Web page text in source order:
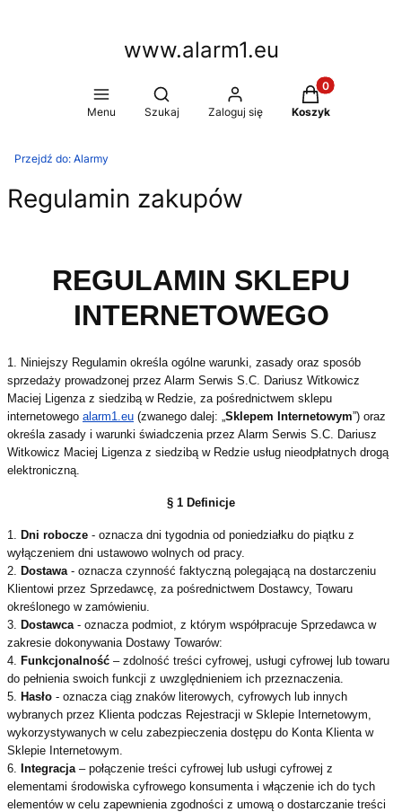
www.alarm1.eu
Menu
Otwórz wyszukiwarkę
Szukaj Zaloguj się
Produkty w
Koszyk
Przejdź do: Alarmy
Regulamin zakupów
REGULAMIN SKLEPU
INTERNETOWEGO
1. Niniejszy Regulamin określa ogólne warunki, zasady oraz sposób
sprzedaży prowadzonej przez Alarm Serwis S.C. Dariusz Witkowicz
Maciej Ligenza z siedzibą w Redzie, za pośrednictwem sklepu
internetowego alarm1.eu (zwanego dalej: „ Sklepem Internetowym”) oraz
określa zasady i warunki świadczenia przez Alarm Serwis S.C. Dariusz
Witkowicz Maciej Ligenza z siedzibą w Redzie usług nieodpłatnych drogą
elektroniczną.
§ 1 Definicje
1. Dni robocze - oznacza dni tygodnia od poniedziałku do piątku z
wyłączeniem dni ustawowo wolnych od pracy.
2.
Dostawa - oznacza czynność faktyczną polegającą na dostarczeniu
Klientowi przez Sprzedawcę, za pośrednictwem Dostawcy, Towaru
określonego w zamówieniu.
3.
Dostawca - oznacza podmiot, z którym współpracuje Sprzedawca w
zakresie dokonywania Dostawy Towarów:
4.
Funkcjonalność – zdolność treści cyfrowej, usługi cyfrowej lub towaru
do pełnienia swoich funkcji z uwzględnieniem ich przeznaczenia.
5.
Hasło - oznacza ciąg znaków literowych, cyfrowych lub innych
wybranych przez Klienta podczas Rejestracji w Sklepie Internetowym,
wykorzystywanych w celu zabezpieczenia dostępu do Konta Klienta w
Sklepie Internetowym.
6.
Integracja – połączenie treści cyfrowej lub usługi cyfrowej z
elementami środowiska cyfrowego konsumenta i włączenie ich do tych
elementów w celu zapewnienia zgodności z umową o dostarczanie treści